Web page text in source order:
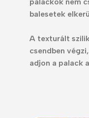
balesetek
A texturált
csendben
adjon a palack